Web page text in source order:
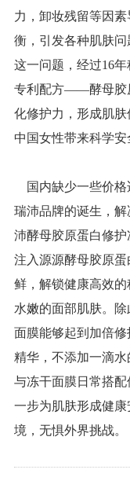
力，卸妆残留等因
衡，引发各种肌肤
这一问题，经过16
专利配方——酵母胶
化修护力，形成肌
中国女性带来科学安
国内缺少一些价格
瑞沛品牌的诞生，解
沛酵母胶原蛋白修
注入源源酵母胶原
鲜，解锁健康高效
水嫩的面部肌肤。
面膜能够起到加倍
精华，不添加一滴水
与冻干面膜日常搭
一步为肌肤形成健
境，无惧外界挑战。